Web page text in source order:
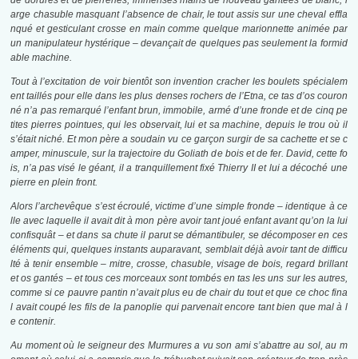
arge chasuble masquant l’absence de chair, le tout assis sur une cheval effla
nqué et gesticulant crosse en main comme quelque marionnette animée par
un manipulateur hystérique – devançait de quelques pas seulement la formid
able machine.
Tout à l’excitation de voir bientôt son invention cracher les boulets spécialem
ent taillés pour elle dans les plus denses rochers de l’Etna, ce tas d’os couron
né n’a pas remarqué l’enfant brun, immobile, armé d’une fronde et de cinq pe
tites pierres pointues, qui les observait, lui et sa machine, depuis le trou où il
s’était niché. Et mon père a soudain vu ce garçon surgir de sa cachette et se c
amper, minuscule, sur la trajectoire du Goliath de bois et de fer. David, cette fo
is, n’a pas visé le géant, il a tranquillement fixé Thierry II et lui a décoché une
pierre en plein front.
Alors l’archevêque s’est écroulé, victime d’une simple fronde – identique à ce
lle avec laquelle il avait dit à mon père avoir tant joué enfant avant qu’on la lui
confisquât – et dans sa chute il parut se démantibuler, se décomposer en ces
éléments qui, quelques instants auparavant, semblait déjà avoir tant de difficu
lté à tenir ensemble – mitre, crosse, chasuble, visage de bois, regard brillant
et os gantés – et tous ces morceaux sont tombés en tas les uns sur les autres,
comme si ce pauvre pantin n’avait plus eu de chair du tout et que ce choc fina
l avait coupé les fils de la panoplie qui parvenait encore tant bien que mal à l
e contenir.
Au moment où le seigneur des Murmures a vu son ami s’abattre au sol, au m